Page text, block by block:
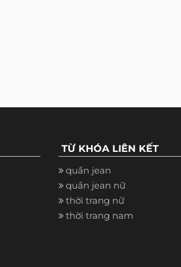
TỪ KHÓA LIÊN KẾT
quần jean
quần jean nữ
thời trang nữ
thời trang nam